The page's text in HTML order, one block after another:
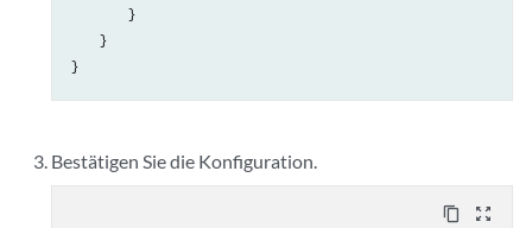
        }
    }
Bestätigen Sie die Konfiguration.
content_copy zoom_out_map